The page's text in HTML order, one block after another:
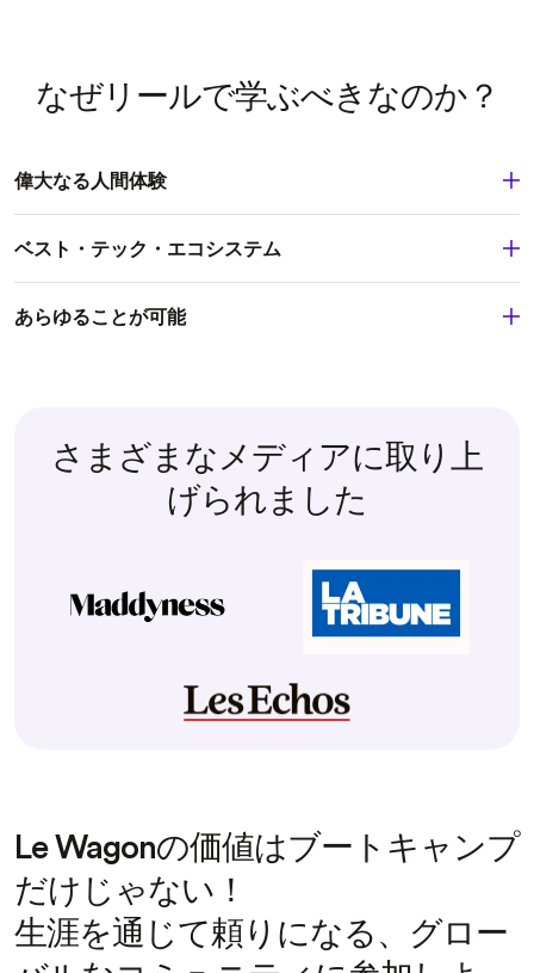
なぜリールで学ぶべきなのか？
偉大なる人間体験
ベスト・テック・エコシステム
あらゆることが可能
さまざまなメディアに取り上
げられました
Le Wagonの価値はブートキャンプ
だけじゃない！
生涯を通じて頼りになる、グロー